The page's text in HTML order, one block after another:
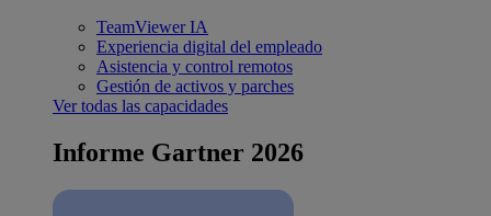
TeamViewer IA
Experiencia digital del empleado
Asistencia y control remotos
Gestión de activos y parches
Ver todas las capacidades
Informe Gartner 2026